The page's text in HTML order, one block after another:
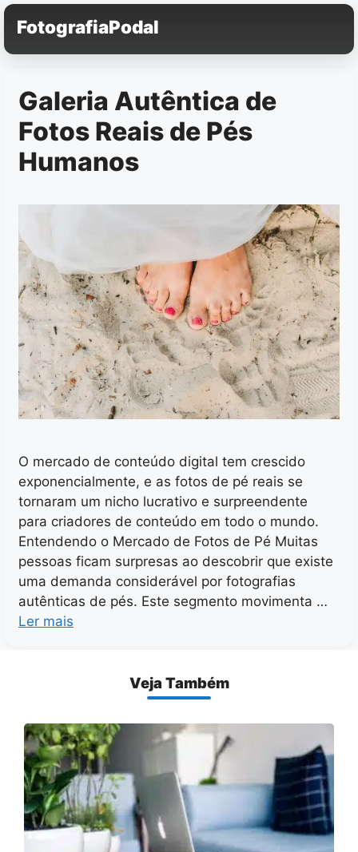
Pular
para
o
FotografiaPodal
Galeria Autêntica de
Fotos Reais de Pés
Humanos
O mercado de conteúdo digital tem crescido
exponencialmente, e as fotos de pé reais se
tornaram um nicho lucrativo e surpreendente
para criadores de conteúdo em todo o mundo.
Entendendo o Mercado de Fotos de Pé Muitas
pessoas ficam surpresas ao descobrir que existe
uma demanda considerável por fotografias
autênticas de pés. Este segmento movimenta …
Ler mais
Veja Também